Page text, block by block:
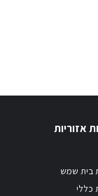
אזוריות
בית שמש